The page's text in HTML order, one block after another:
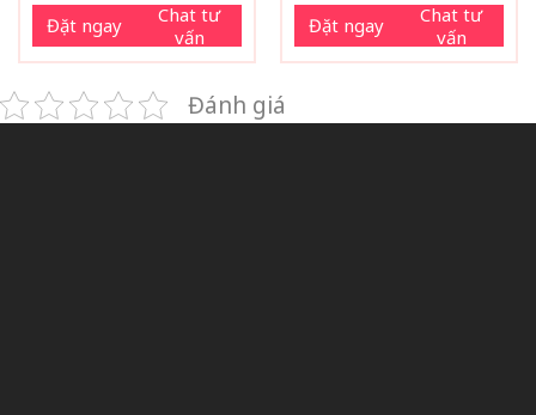
Đặt ngay
Chat tư
vấn
Đặt ngay
Chat tư
vấn
Đánh giá